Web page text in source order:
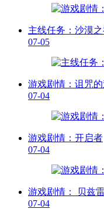
主线任务：沙漠之
07-05
游戏剧情：诅咒
07-04
游戏剧情：开启者
07-04
游戏剧情： 贝兹
07-04